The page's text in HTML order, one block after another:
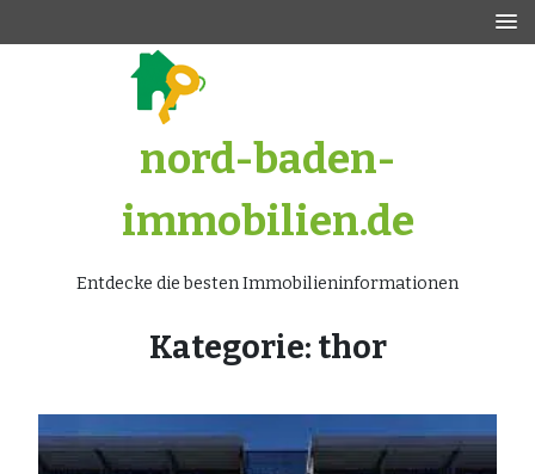
nord-baden-
immobilien.de
Entdecke die besten Immobilieninformationen
Kategorie: thor